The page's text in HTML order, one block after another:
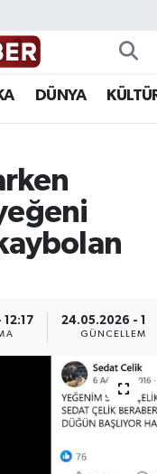
DÜNYA
24.05.2026 -
GÜNCELLEME